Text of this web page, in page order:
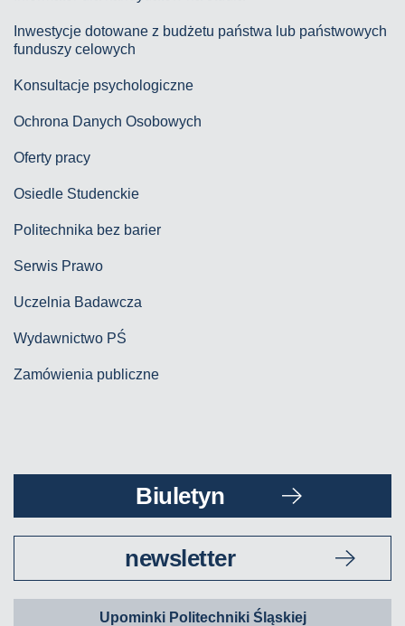
Inwestycje dotowane z budżetu państwa lub państwowych
funduszy celowych
Konsultacje psychologiczne
Ochrona Danych Osobowych
Oferty pracy
Osiedle Studenckie
Politechnika bez barier
Serwis Prawo
Uczelnia Badawcza
Wydawnictwo PŚ
Zamówienia publiczne
Biuletyn
newsletter
Upominki Politechniki Śląskiej